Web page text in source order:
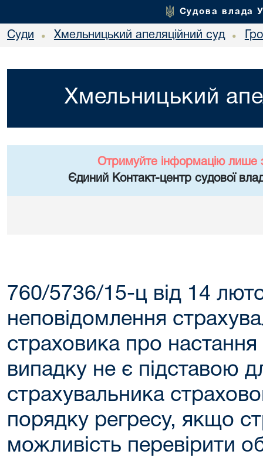
Судова влада
Суди • Хмельницький апеляційний суд •
Хмельницький
Отримуйте інформацію лише
Єдиний Контакт-центр судової
760/5736/15-ц від 14
неповідомлення
страховика про настання
випадку не є підставою
страхувальника
порядку регресу, якщо
можливість перевірити